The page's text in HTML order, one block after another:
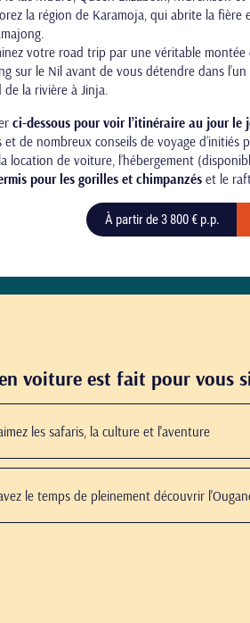
la région de Karamoja, qui abrite la
votre road trip par une véritable montée
sur le Nil avant de vous détendre dans
de la rivière à Jinja.
ci-dessous pour voir l’itinéraire au jour le
et de nombreux conseils de voyage d’initiés
location de voiture, l’hébergement
pour les gorilles et chimpanzés et le
À partir de 3 800 € p.p.
voiture est fait pour vous
les safaris, la culture et l'aventure
avez le temps de pleinement découvrir